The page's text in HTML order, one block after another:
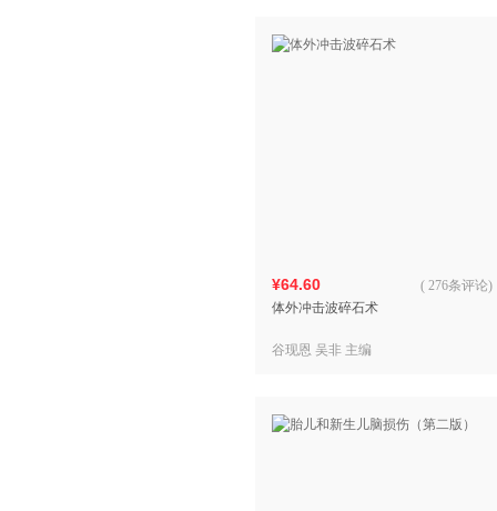
¥64.60
体外冲击波碎石术
( 276条评论)
谷现恩 吴非 主编